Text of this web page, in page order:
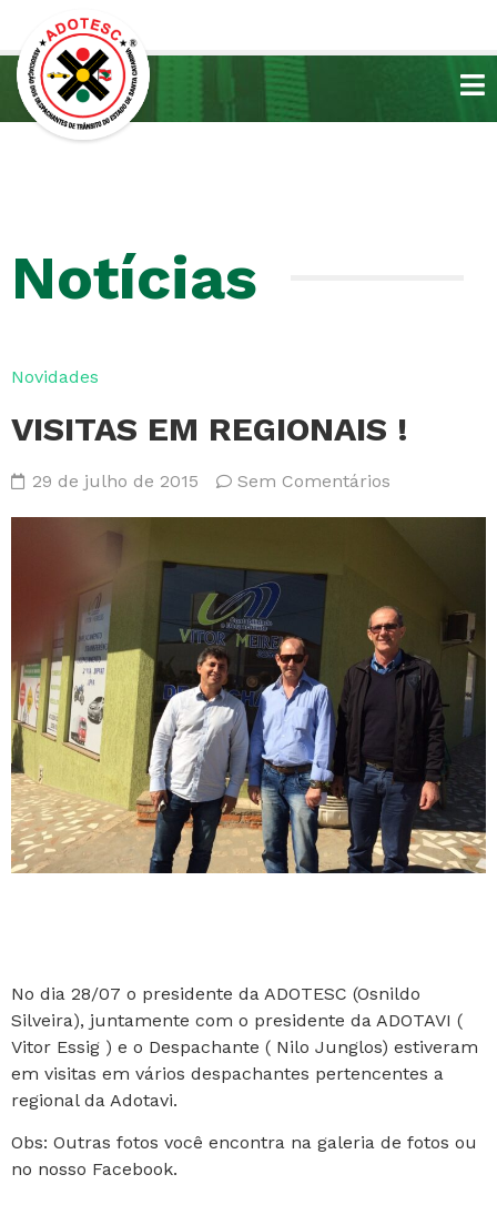
Notícias
Novidades
VISITAS EM REGIONAIS !
29 de julho de 2015 Sem Comentários
No dia 28/07 o presidente da ADOTESC (Osnildo
Silveira), juntamente com o presidente da ADOTAVI (
Vitor Essig ) e o Despachante ( Nilo Junglos) estiveram
em visitas em vários despachantes pertencentes a
regional da Adotavi.
Obs: Outras fotos você encontra na galeria de fotos ou
no nosso Facebook.